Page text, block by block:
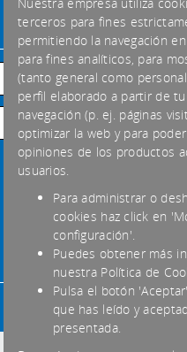
Formas de pago
Habitual
Transferencia
Efectivo
terceros para fines
permitiendo la navegación
para fines analíticos, para
(tanto general como
perfil elaborado a partir de
navegación (p. ej. páginas
optimizar la web y para
opiniones de los productos
usuarios.
Para administrar o
cookies haz click en
configuración'.
Puedes obtener más
nuestra Política de
Pulsa el botón
que has leído y
presentada.